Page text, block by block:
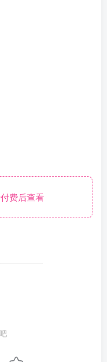
费后查看